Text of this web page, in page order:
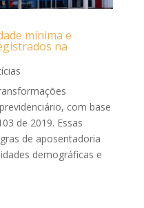
mínima e
na
com base
de 2019. Essas
de aposentadoria
demográficas e